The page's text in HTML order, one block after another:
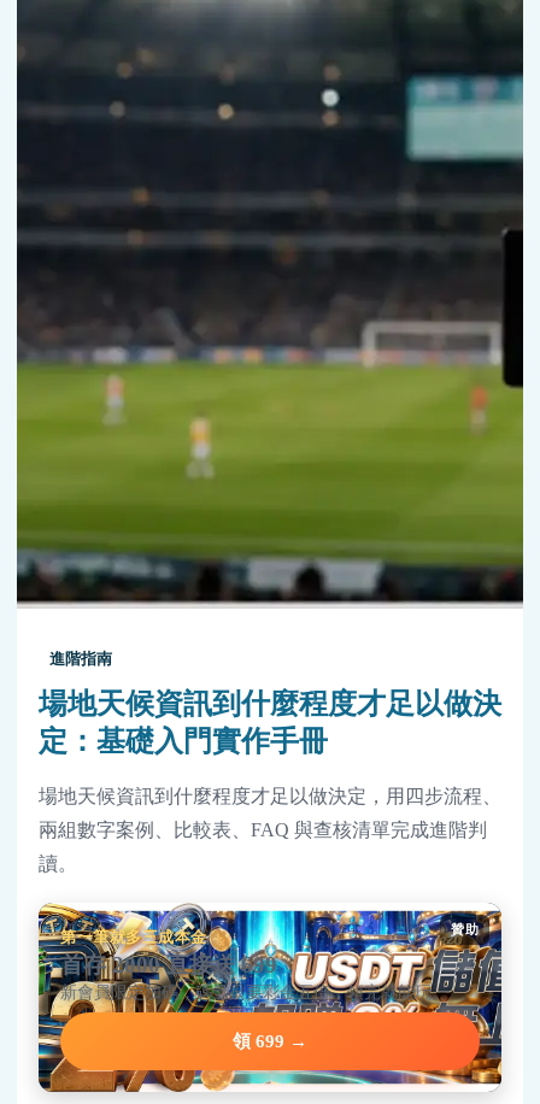
進階指南
場地天候資訊到什麼程度才足以做決
定：基礎入門實作手冊
場地天候資訊到什麼程度才足以做決定，用四步流程、
兩組數字案例、比較表、FAQ 與查核清單完成進階判
讀。
贊助
第一筆就多三成本金
首存 2000 直接送 699
新會員限定加碼，碼量只要彩金五倍，領完就能玩。
領 699 →